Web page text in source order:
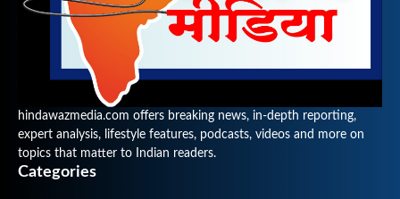
hindawazmedia.com offers breaking news, in-depth reporting,
expert analysis, lifestyle features, podcasts, videos and more on
topics that matter to Indian readers.
Categories